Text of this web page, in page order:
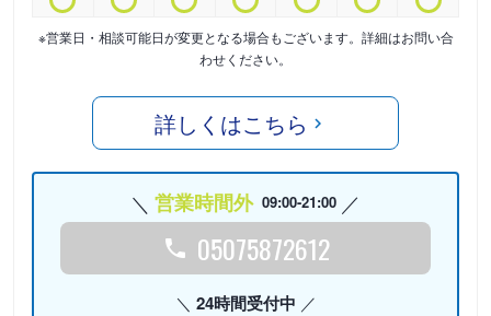
※営業日・相談可能日が変更となる場合もございます。詳細はお問い合
わせください。
詳しくはこちら
営業時間外 09:00-21:00
05075872612
24時間受付中